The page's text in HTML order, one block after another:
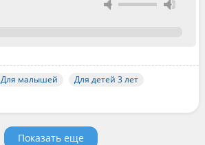
Для малышей
Для детей 3 лет
Показать еще